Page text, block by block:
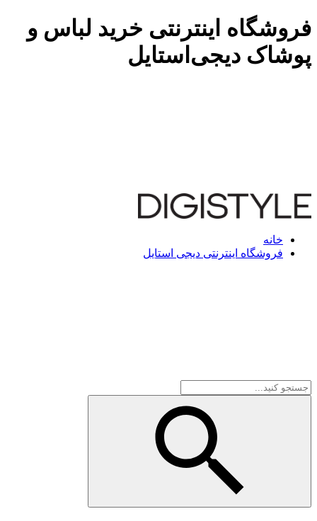
فروشگاه اینترنتی خرید لباس و
پوشاک دیجی‌استایل
خانه
فروشگاه اینترنتی دیجی استایل